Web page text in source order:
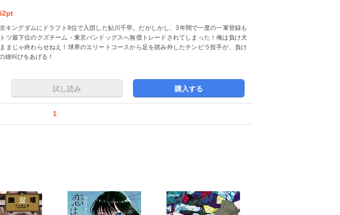
キングダムにドラフト8位で入団した鮎川千早。だがしかし、3年間で一度の一軍登録も
ツ最下位のクズチーム・東京バンドッグスへ無償トレードされてしまった！俺は負け犬
まじゃ終わらせねえ！球界のエリートコースから足を踏み外したチンピラ投手が、負け
雄叫びをあげる！
試し読み 購入する
1